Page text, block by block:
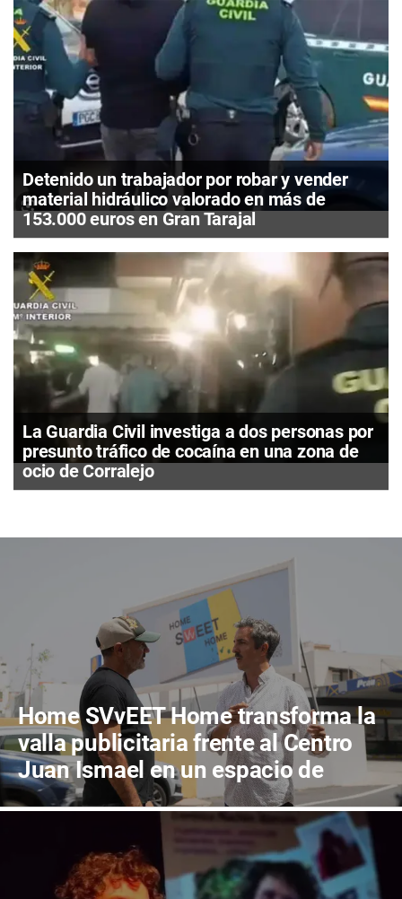
Detenido un trabajador por robar y vender
material hidráulico valorado en más de
153.000 euros en Gran Tarajal
La Guardia Civil investiga a dos personas por
presunto tráfico de cocaína en una zona de
ocio de Corralejo
Home SVvEET Home transforma la
valla publicitaria frente al Centro
Juan Ismael en un espacio de
reflexión sobre el futuro de